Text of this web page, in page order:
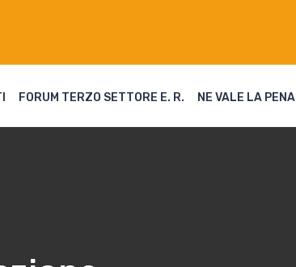
FORUM TERZO SETTORE E. R. NE VALE LA PENA